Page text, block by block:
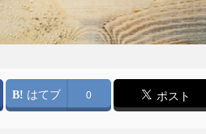
はてブ 0 ポスト